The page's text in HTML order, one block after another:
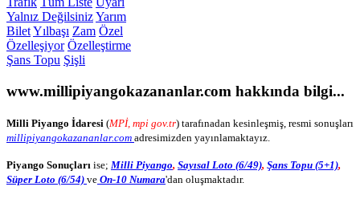
Yalnız DeğilsinizYarım
BiletYılbaşı Zam Özel
Özelleşiyor Özelleştirme
Şans Topu Şişli
www.millipiyangokazananlar.com hakkında bilgi...
Milli Piyango İdaresi (MPİ, mpi gov.tr) tarafınadan kesinleşmiş, resmi sonuşları
millipiyangokazananlar.com adresimizden yayınlamaktayız.
Piyango Sonuçları ise; Milli Piyango, Sayısal Loto (6/49), Şans Topu (5+1),
Süper Loto (6/54) ve On-10 Numara'dan oluşmaktadır.